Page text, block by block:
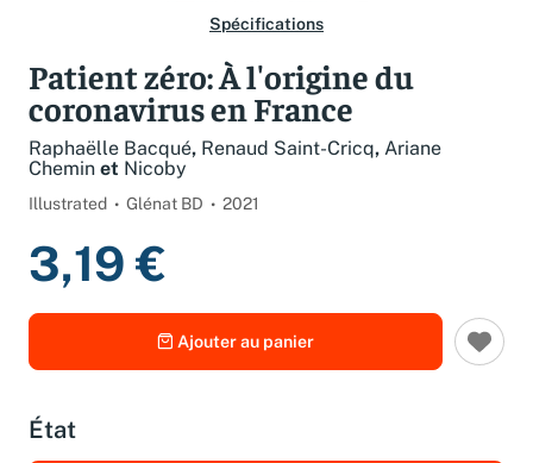
Patient zéro: À l'origine du
coronavirus en France
Raphaëlle Bacqué , Renaud Saint-Cricq,
Nicoby
3,19 €
Ajouter au panier
État